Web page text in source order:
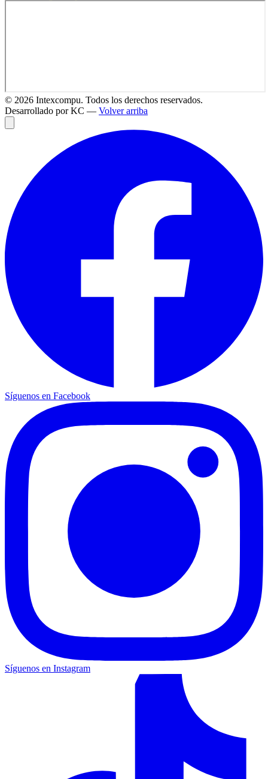
© 2026 Intexcompu. Todos los derechos reservados.
Desarrollado por KC — Volver arriba
Síguenos en Facebook
Síguenos en Instagram